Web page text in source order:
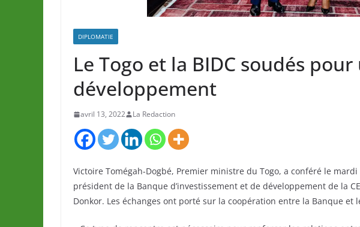
DIPLOMATIE
Le Togo et la BIDC soudés
développement
avril 13, 2022 La Redaction
Victoire Tomégah-Dogbé, Premier ministre du Togo, a conféré le
président de la Banque d’investissement et de développement de la
Donkor. Les échanges ont porté sur la coopération entre la Banque et